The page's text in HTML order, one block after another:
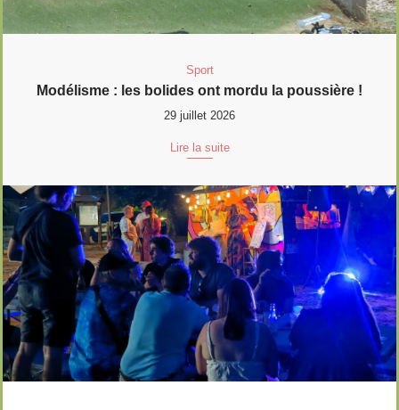
Sport
Modélisme : les bolides ont mordu la poussière !
29 juillet 2026
Lire la suite